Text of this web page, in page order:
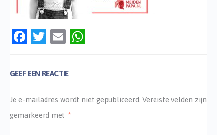
Facebook
Twitter
Email
GEEF EEN REACTIE
Je e-mailadres wordt niet gepubliceerd. Vereiste velden zijn
gemarkeerd met *